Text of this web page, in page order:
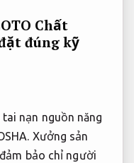
Chất
đúng kỹ
nạn nguồn năng
Xưởng sản
bảo chỉ người